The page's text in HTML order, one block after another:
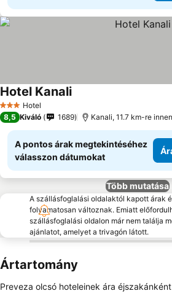
3 Kategória
Hotel
Hotel Kanali
8,5 Kiváló 1689 Kanali, 11.7 km-re
A pontos árak megtekintéséhez
válasszon dátumokat
Több mutatása
A szállásfoglalási oldalaktól kapott árak
folyamatosan változnak. Emiatt
szállásfoglalási oldalon már nem találja
ajánlatot, amelyet a trivagón látott.
Ártartomány
Preveza olcsó hoteleinek ára éjszakánként